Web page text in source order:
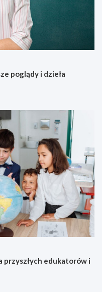
poglądy i dzieła
przyszłych edukatorów i